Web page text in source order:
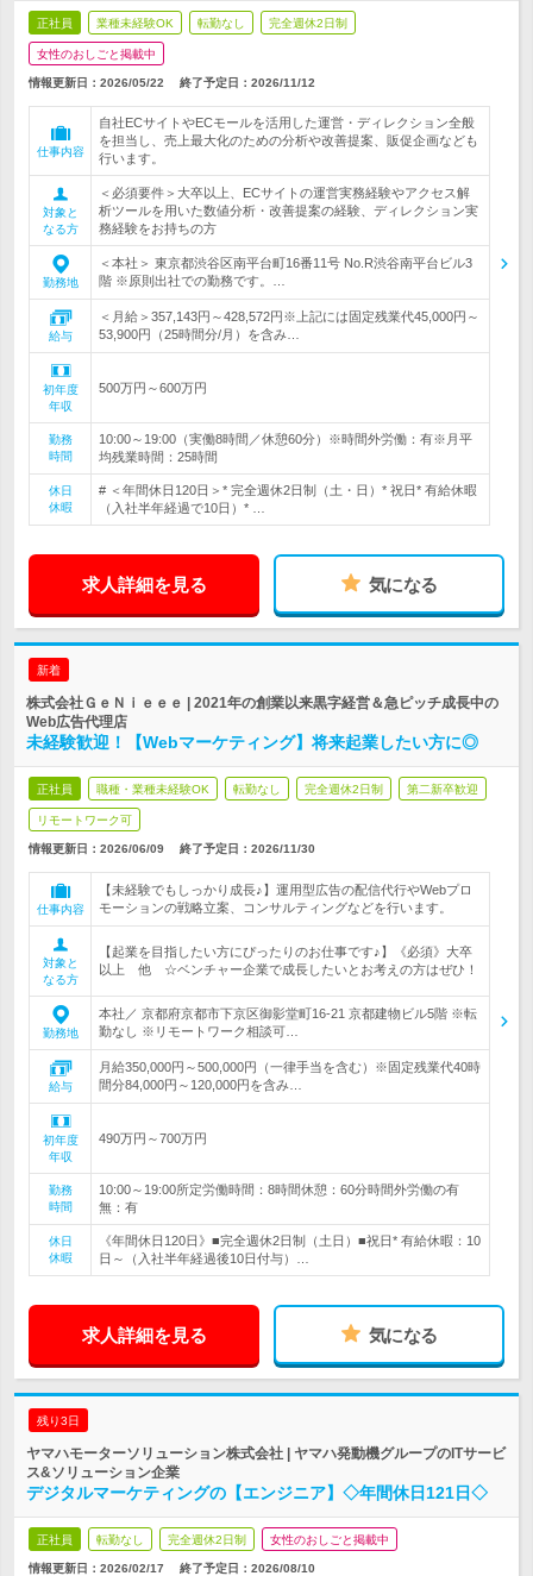
正社員 業種未経験OK 転勤なし 完全週休2日制
女性のおしごと掲載中
情報更新日：2026/05/22 終了予定日： 2026/11/12
仕事内容
自社ECサイトやECモールを活用した運営・ディレクション全般
を担当し、売上最大化のための分析や改善提案、販促企画なども
行います。
対象と
なる方
＜必須要件＞大卒以上、ECサイトの運営実務経験やアクセス解
析ツールを用いた数値分析・改善提案の経験、ディレクション実
務経験をお持ちの方
勤務地
＜本社＞ 東京都渋谷区南平台町16番11号 No.R渋谷南平台ビル3
階 ※原則出社での勤務です。…
給与
＜月給＞357,143円～428,572円※上記には固定残業代45,000円～
53,900円（25時間分/月）を含み…
初年度
年収
500万円～600万円
勤務
時間
10:00～19:00（実働8時間／休憩60分）※時間外労働：有※月平
均残業時間：25時間
休日
休暇
# ＜年間休日120日＞* 完全週休2日制（土・日）* 祝日* 有給休暇
（入社半年経過で10日）* …
求人詳細を見る 気になる
新着
株式会社ＧｅＮｉｅｅｅ | 2021年の創業以来黒字経営＆急ピッチ成長中の
Web広告代理店
未経験歓迎！【Webマーケティング】将来起業したい方に◎
正社員 職種・業種未経験OK 転勤なし 完全週休2日制 第二新卒歓迎
リモートワーク可
情報更新日：2026/06/09 終了予定日： 2026/11/30
仕事内容
【未経験でもしっかり成長♪】運用型広告の配信代行やWebプロ
モーションの戦略立案、コンサルティングなどを行います。
対象と
なる方
【起業を目指したい方にぴったりのお仕事です♪】《必須》大卒
以上 他 ☆ベンチャー企業で成長したいとお考えの方はぜひ！
勤務地
本社／ 京都府京都市下京区御影堂町16-21 京都建物ビル5階 ※転
勤なし ※リモートワーク相談可…
給与
月給350,000円～500,000円（一律手当を含む）※固定残業代40時
間分84,000円～120,000円を含み…
初年度
年収
490万円～700万円
勤務
時間
10:00～19:00所定労働時間：8時間休憩：60分時間外労働の有
無：有
休日
休暇
《年間休日120日》■完全週休2日制（土日）■祝日* 有給休暇：10
日～（入社半年経過後10日付与）…
求人詳細を見る 気になる
残り3日
ヤマハモーターソリューション株式会社 | ヤマハ発動機グループのITサービ
ス&ソリューション企業
デジタルマーケティングの【エンジニア】◇年間休日121日◇
正社員 転勤なし 完全週休2日制 女性のおしごと掲載中
情報更新日：2026/02/17 終了予定日： 2026/08/10